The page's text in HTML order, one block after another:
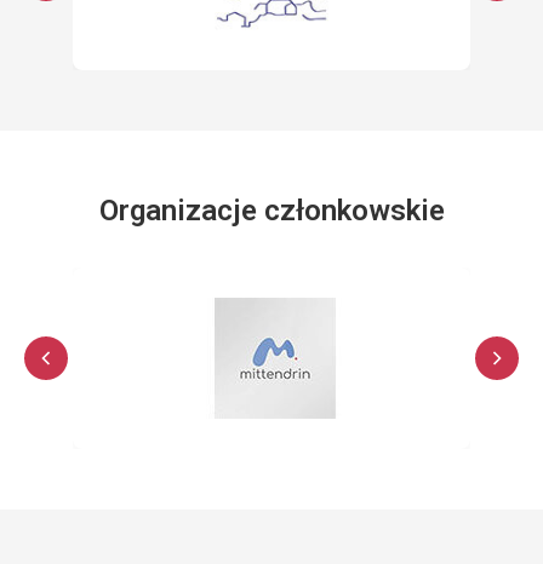
Organizacje członkowskie